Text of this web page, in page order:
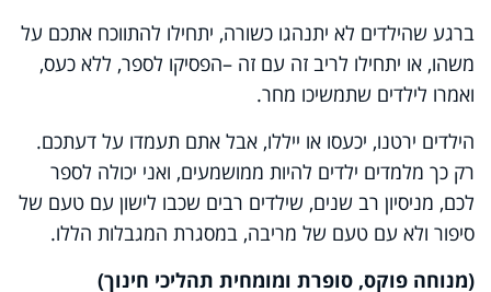
ברגע שהילדים לא יתנהגו כשורה, יתחילו להתווכח אתכם על
משהו, או יתחילו לריב זה עם זה –הפסיקו לספר, ללא כעס,
ואמרו לילדים שתמשיכו מחר.
הילדים ירטנו, יכעסו או ייללו, אבל אתם תעמדו על דעתכם.
רק כך מלמדים ילדים להיות ממושמעים, ואני יכולה לספר
לכם, מניסיון רב שנים, שילדים רבים שכבו לישון עם טעם של
סיפור ולא עם טעם של מריבה, במסגרת המגבלות הללו.
(מנוחה פוקס, סופרת ומומחית תהליכי חינוך)